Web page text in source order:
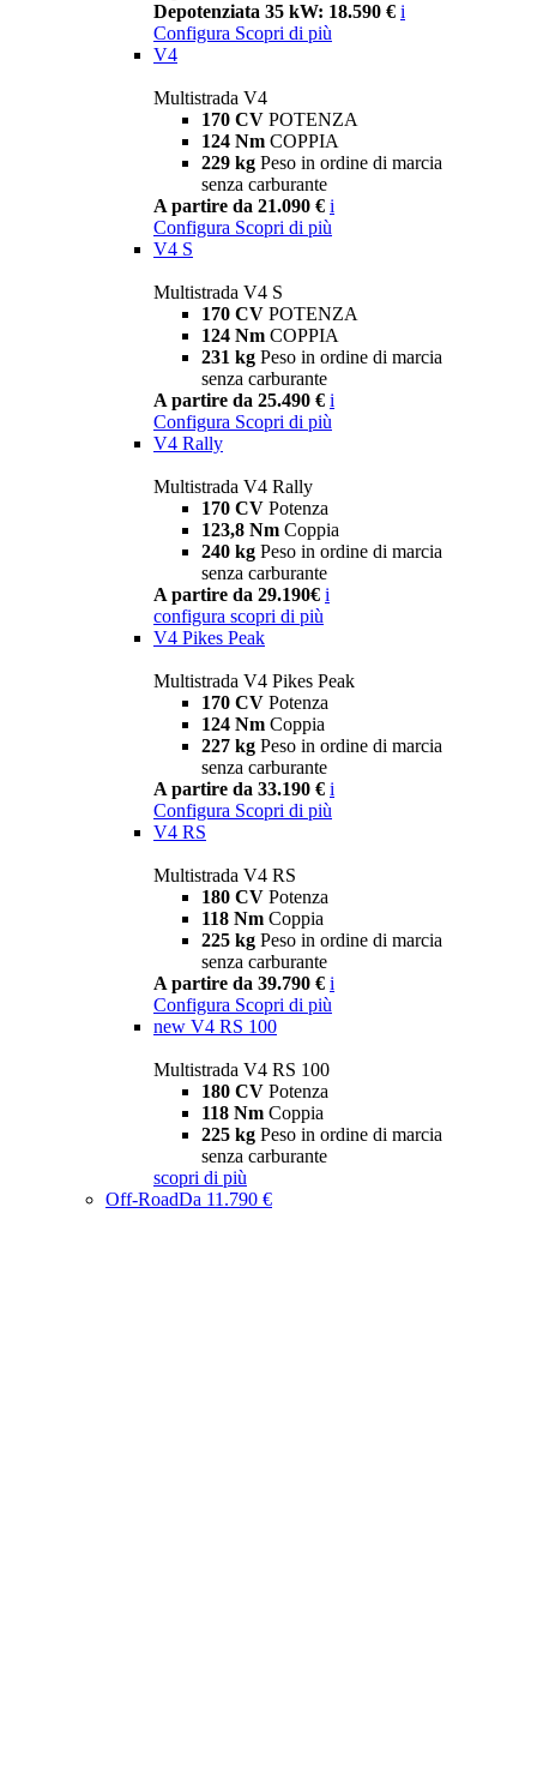
Depotenziata 35 kW: 18.590 € i
Configura Scopri di più
V4
Multistrada V4
170 CV POTENZA
124 Nm COPPIA
229 kg Peso in ordine di marcia
senza carburante
A partire da 21.090 € i
Configura Scopri di più
V4 S
Multistrada V4 S
170 CV POTENZA
124 Nm COPPIA
231 kg Peso in ordine di marcia
senza carburante
A partire da 25.490 € i
Configura Scopri di più
V4 Rally
Multistrada V4 Rally
170 CV Potenza
123,8 Nm Coppia
240 kg Peso in ordine di marcia
senza carburante
A partire da 29.190€ i
configura scopri di più
V4 Pikes Peak
Multistrada V4 Pikes Peak
170 CV Potenza
124 Nm Coppia
227 kg Peso in ordine di marcia
senza carburante
A partire da 33.190 € i
Configura Scopri di più
V4 RS
Multistrada V4 RS
180 CV Potenza
118 Nm Coppia
225 kg Peso in ordine di marcia
senza carburante
A partire da 39.790 € i
Configura Scopri di più
new V4 RS 100
Multistrada V4 RS 100
180 CV Potenza
118 Nm Coppia
225 kg Peso in ordine di marcia
senza carburante
scopri di più
Off-RoadDa 11.790 €